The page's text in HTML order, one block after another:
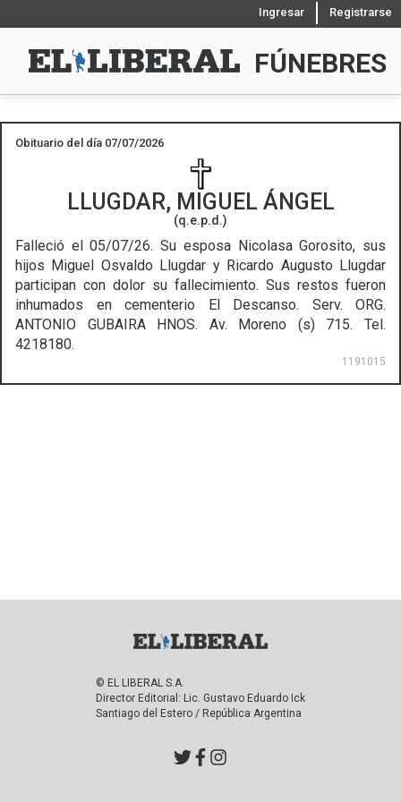
Ingresar Registrarse
FÚNEBRES
Obituario del día 07/07/2026
LLUGDAR, MIGUEL ÁNGEL
(q.e.p.d.)
Falleció el 05/07/26. Su esposa Nicolasa Gorosito, sus
hijos Miguel Osvaldo Llugdar y Ricardo Augusto Llugdar
participan con dolor su fallecimiento. Sus restos fueron
inhumados en cementerio El Descanso. Serv. ORG.
ANTONIO GUBAIRA HNOS. Av. Moreno (s) 715. Tel.
4218180.
1191015
© EL LIBERAL S.A.
Director Editorial: Lic. Gustavo Eduardo Ick
Santiago del Estero / República Argentina